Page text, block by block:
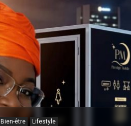
Bien-être Lifestyle